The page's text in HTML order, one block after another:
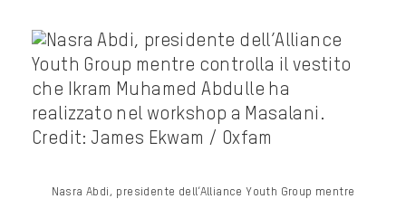
Nasra Abdi, presidente dell’Alliance Youth Group mentre